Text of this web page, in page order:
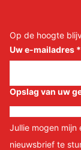
Op de hoogte
Uw e-mailadres *
Opslag van uw
Jullie mogen mijn
nieuwsbrief te